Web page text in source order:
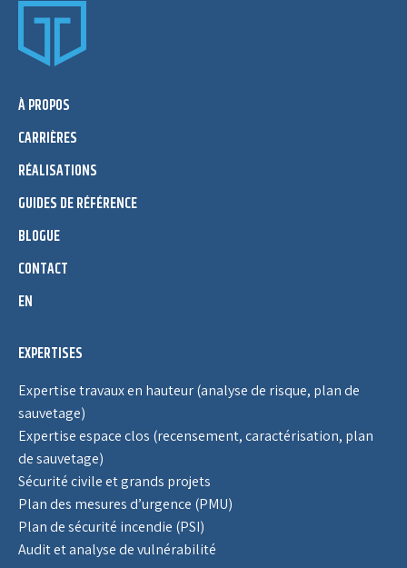
À PROPOS
CARRIÈRES
RÉALISATIONS
GUIDES DE RÉFÉRENCE
BLOGUE
CONTACT
EN
EXPERTISES
Expertise travaux en hauteur (analyse de risque, plan de
sauvetage)
Expertise espace clos (recensement, caractérisation, plan
de sauvetage)
Sécurité civile et grands projets
Plan des mesures d’urgence (PMU)
Plan de sécurité incendie (PSI)
Audit et analyse de vulnérabilité